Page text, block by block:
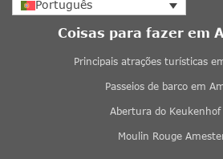
Português
Coisas para fazer em
Principais atrações turísticas
Passeios de barco em
Abertura do
Moulin Rouge